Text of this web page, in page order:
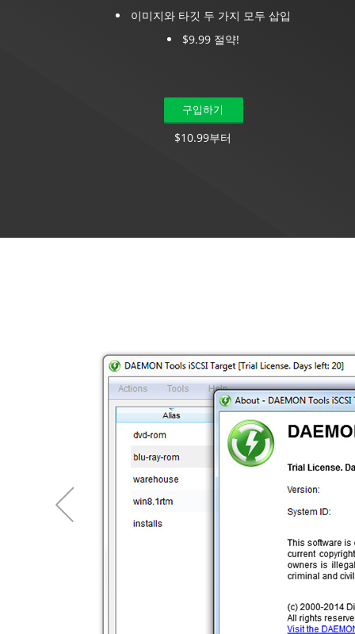
이미지와 타깃 두 가지 모두 삽입
$9.99 절약!
구입하기
$10.99부터